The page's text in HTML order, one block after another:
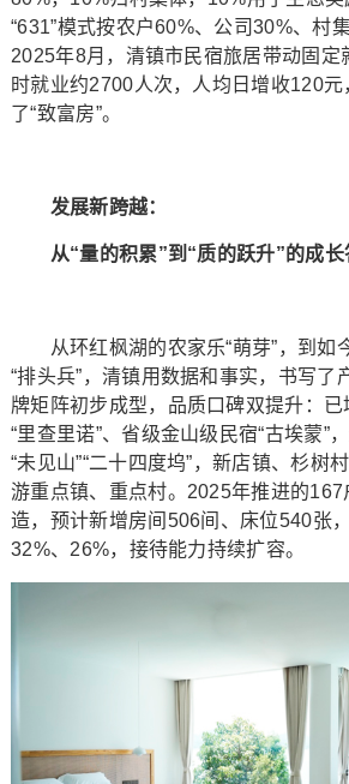
“631”模式按农户60%、公司30%、村
2025年8月，清镇市民宿旅居带动固定
时就业约2700人次，人均日增收120
了“致富房”。
发展新跨越：
从“量的积累”到“质的跃升”的成长
从环红枫湖的农家乐“萌芽”，到如
“排头兵”，清镇用数据和事实，书写了
牌矩阵初步成型，品质口碑双提升：
“里查里诺”、省级金山级民宿“古埃蒙”
“未见山”“二十四度坞”，新店镇、杉树
游重点镇、重点村。2025年推进的
造，预计新增房间506间、床位540张
32%、26%，接待能力持续扩容。